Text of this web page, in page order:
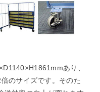
あり、
のサイズです。そのた